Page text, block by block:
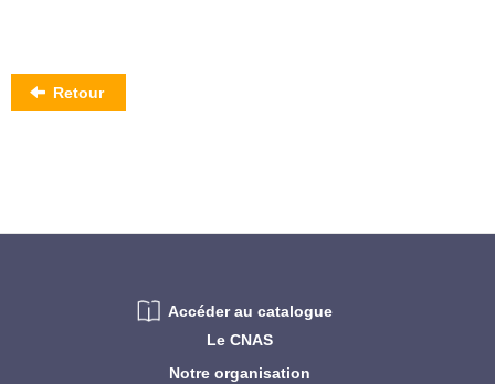
Retour
Le CNAS
Notre organisation
Accéder au catalogue